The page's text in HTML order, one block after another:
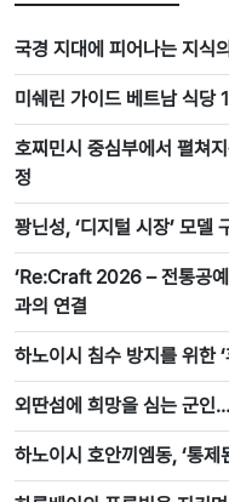
국경 지대에 피어나는 지식
미쉐린 가이드 베트남 식당
호찌민시 중심부에서 펼쳐
정
꽝닌성, ‘디지털 시장’ 모델
‘Re:Craft 2026 – 전통공예
과의 연결
하노이시 침수 방지를 위한
외딴섬에 희망을 심는 군인
하노이시 호안끼엠동, ‘통제